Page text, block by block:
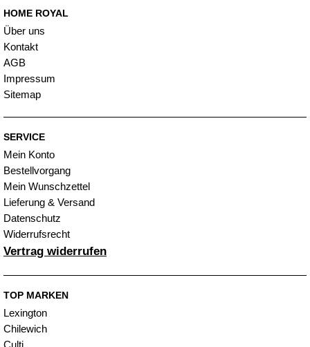
HOME ROYAL
Über uns
Kontakt
AGB
Impressum
Sitemap
SERVICE
Mein Konto
Bestellvorgang
Mein Wunschzettel
Lieferung & Versand
Datenschutz
Widerrufsrecht
Vertrag widerrufen
TOP MARKEN
Lexington
Chilewich
Culti